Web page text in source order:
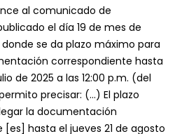
al comunicado de
el día 19 de mes de
se da plazo máximo para
correspondiente hasta
de 2025 a las 12:00 p.m. (del
precisar: (...) El plazo
la documentación
hasta el jueves 21 de agosto